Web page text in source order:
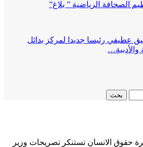
الصحافة الرياضية ” بلاغ”
عطيفي رئيسا جديدا لمركز بدائل
والأدبية…
حقوق الانسان تستنكر تصريحات وزير